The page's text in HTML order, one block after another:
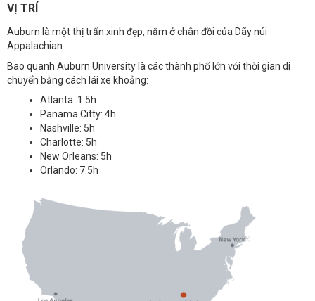
VỊ TRÍ
Auburn là một thị trấn xinh đẹp, nằm ở chân đồi của Dãy núi
Appalachian
Bao quanh Auburn University là các thành phố lớn với thời gian di
chuyển bằng cách lái xe khoảng:
Atlanta: 1.5h
Panama Citty: 4h
Nashville: 5h
Charlotte: 5h
New Orleans: 5h
Orlando: 7.5h